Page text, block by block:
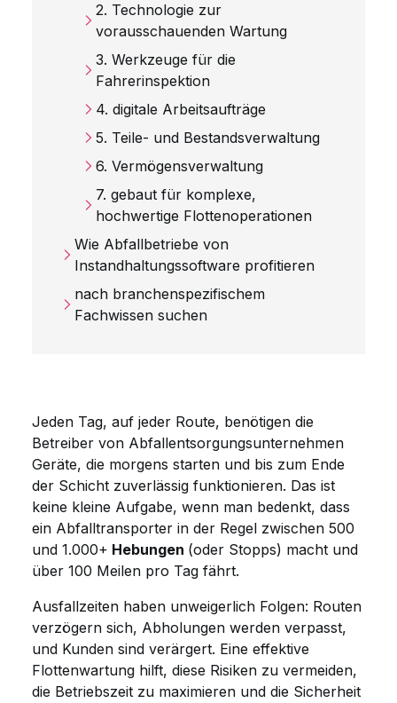
2. Technologie zur
vorausschauenden Wartung
3. Werkzeuge für die
Fahrerinspektion
4. digitale Arbeitsaufträge
5. Teile- und Bestandsverwaltung
6. Vermögensverwaltung
7. gebaut für komplexe,
hochwertige Flottenoperationen
Wie Abfallbetriebe von
Instandhaltungssoftware profitieren
nach branchenspezifischem
Fachwissen suchen
Jeden Tag, auf jeder Route, benötigen die
Betreiber von Abfallentsorgungsunternehmen
Geräte, die morgens starten und bis zum Ende
der Schicht zuverlässig funktionieren. Das ist
keine kleine Aufgabe, wenn man bedenkt, dass
ein Abfalltransporter in der Regel zwischen 500
und 1.000+ Hebungen (oder Stopps) macht und
über 100 Meilen pro Tag fährt.
Ausfallzeiten haben unweigerlich Folgen: Routen
verzögern sich, Abholungen werden verpasst,
und Kunden sind verärgert. Eine effektive
Flottenwartung hilft, diese Risiken zu vermeiden,
die Betriebszeit zu maximieren und die Sicherheit